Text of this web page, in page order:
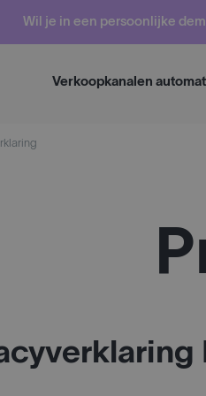
Wil je in een persoonlijke
Verkoopkanalen